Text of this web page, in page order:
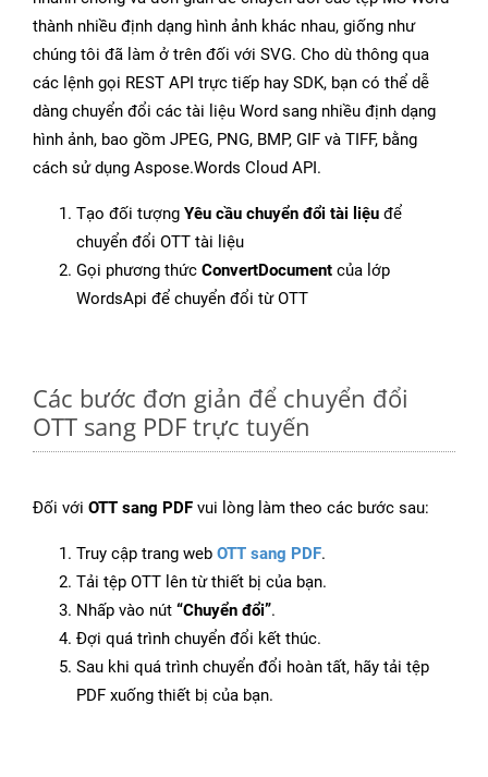
thành nhiều định dạng hình ảnh khác nhau, giống như
chúng tôi đã làm ở trên đối với SVG. Cho dù thông qua
các lệnh gọi REST API trực tiếp hay SDK, bạn có thể dễ
dàng chuyển đổi các tài liệu Word sang nhiều định dạng
hình ảnh, bao gồm JPEG, PNG, BMP, GIF và TIFF, bằng
cách sử dụng Aspose.Words Cloud API.
Tạo đối tượng Yêu cầu chuyển đổi tài liệu để
chuyển đổi OTT tài liệu
Gọi phương thức ConvertDocument của lớp
WordsApi để chuyển đổi từ OTT
Các bước đơn giản để chuyển đổi
OTT sang PDF trực tuyến
Đối với OTT sang PDF vui lòng làm theo các bước sau:
Truy cập trang web OTT sang PDF.
Tải tệp OTT lên từ thiết bị của bạn.
Nhấp vào nút “Chuyển đổi”.
Đợi quá trình chuyển đổi kết thúc.
Sau khi quá trình chuyển đổi hoàn tất, hãy tải tệp
PDF xuống thiết bị của bạn.